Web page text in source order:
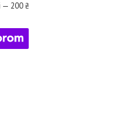
— 200 ₴